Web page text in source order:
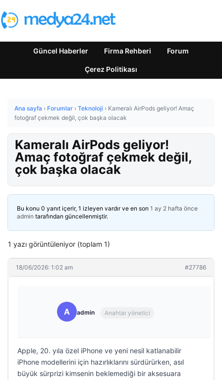
Güncel Haberler Firma Rehberi Forum
Çerez Politikası
Ana sayfa › Forumlar › Teknoloji › Kameralı AirPods geliyor! Amaç
fotoğraf çekmek değil, çok başka olacak
Kameralı AirPods geliyor!
Amaç fotoğraf çekmek değil,
çok başka olacak
Bu konu 0 yanıt içerir, 1 izleyen vardır ve en son 1 ay 2 hafta önce
admin tarafından güncellenmiştir.
1 yazı görüntüleniyor (toplam 1)
18/06/2026: 1:02 am #27786
A admin Anahtar yönetici
Apple, 20. yıla özel iPhone ve yeni nesil katlanabilir
iPhone modellerini için hazırlıklarını sürdürürken, asıl
büyük sürprizi kimsenin beklemediği bir aksesuara